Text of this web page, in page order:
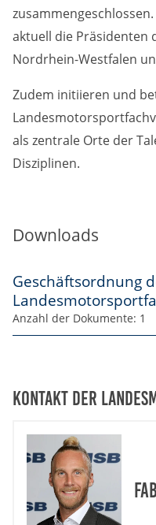
aktuell die Präsidenten
Nordrhein-Westfalen
Zudem initiieren und
als zentrale Orte der
Disziplinen.
Downloads
Geschäftsordnung
Anzahl der Dokumente: 1
Kontakt der